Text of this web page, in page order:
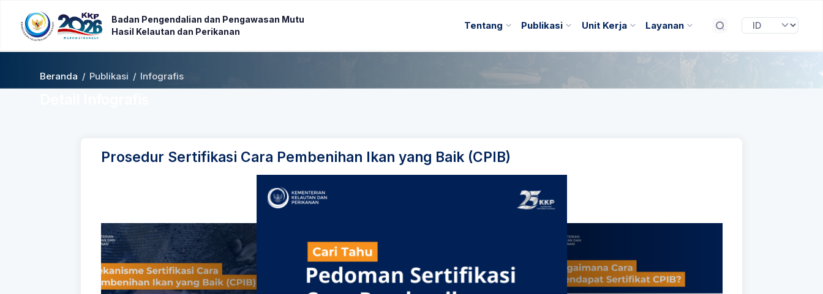
Badan Pengendalian dan Pengawasan Mutu
Hasil Kelautan dan Perikanan
Tentang Publikasi Unit Kerja Layanan
Beranda / Publikasi / Infografis
Prosedur Sertifikasi Cara Pembenihan Ikan yang Baik (CPIB)